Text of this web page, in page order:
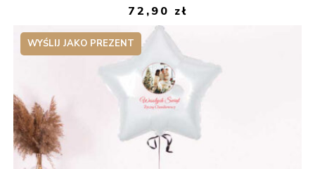
72,90 zł
WYŚLIJ JAKO PREZENT